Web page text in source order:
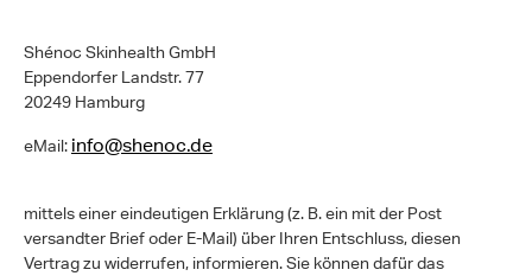
Shénoc Skinhealth GmbH
Eppendorfer Landstr. 77
20249 Hamburg
eMail: info@shenoc.de
mittels einer eindeutigen Erklärung (z. B. ein mit der Post
versandter Brief oder E-Mail) über Ihren Entschluss, diesen
Vertrag zu widerrufen, informieren. Sie können dafür das